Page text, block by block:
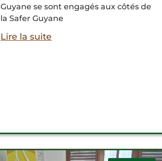
Guyane se sont engagés aux côtés de
la Safer Guyane
Lire la suite